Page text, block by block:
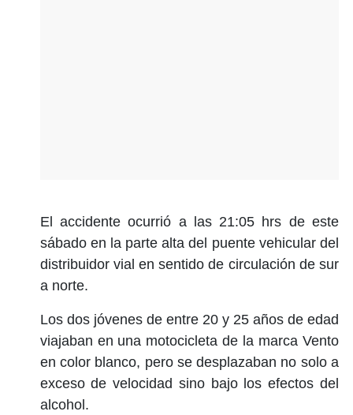
El accidente ocurrió a las 21:05 hrs de este
sábado en la parte alta del puente vehicular del
distribuidor vial en sentido de circulación de sur
a norte.
Los dos jóvenes de entre 20 y 25 años de edad
viajaban en una motocicleta de la marca Vento
en color blanco, pero se desplazaban no solo a
exceso de velocidad sino bajo los efectos del
alcohol.